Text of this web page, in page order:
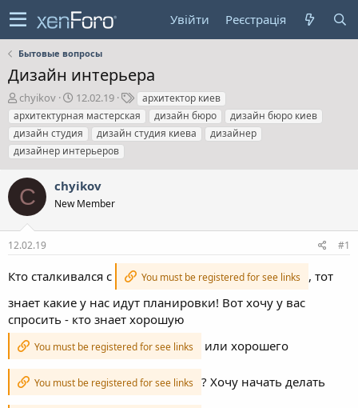
Увійти Реєстрація
Бытовые вопросы
Дизайн интерьера
А
в
т
о
р
е
м
и
chyikov
Д
а
т
а
с
в
о
р
12.02.19
Т
е
г
и
архитектор киев
архитектурная мастерская
дизайн бюро
дизайн бюро киев
дизайн студия
дизайн студия киева
дизайнер
дизайнер интерьеров
C chyikov
New Member
12.02.19 #1
Кто сталкивался с You must be registered for see links
, тот
знает какие у нас идут планировки! Вот хочу у вас
спросить - кто знает хорошую
You must be registered for see links или хорошего
You must be registered for see links ? Хочу начать делать